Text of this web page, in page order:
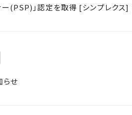
ー(PSP)」認定を取得 [シンプレクス]
せ